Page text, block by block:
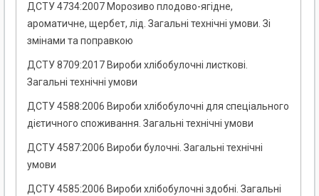
ДСТУ 4734:2007 Морозиво плодово-ягідне,
ароматичне, щербет, лід. Загальні технічні умови. Зі
змінами та поправкою
ДСТУ 8709:2017 Вироби хлібобулочні листкові.
Загальні технічні умови
ДСТУ 4588:2006 Вироби хлібобулочні для спеціального
дієтичного споживання. Загальні технічні умови
ДСТУ 4587:2006 Вироби булочні. Загальні технічні
умови
ДСТУ 4585:2006 Вироби хлібобулочні здобні. Загальні